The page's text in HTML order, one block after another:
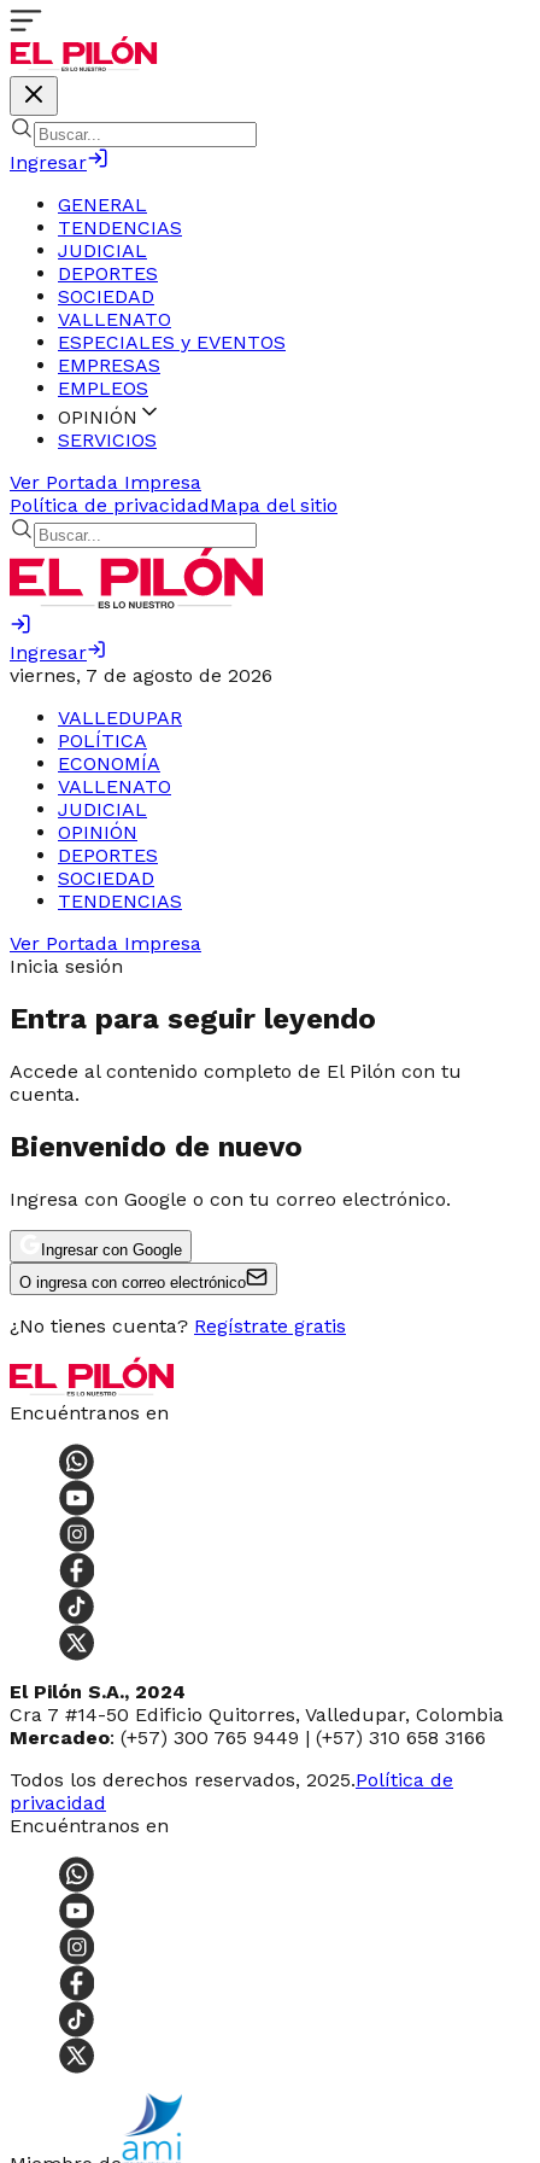
Ingresar
GENERAL
TENDENCIAS
JUDICIAL
DEPORTES
SOCIEDAD
VALLENATO
ESPECIALES y EVENTOS
EMPRESAS
EMPLEOS
OPINIÓN
SERVICIOS
Ver Portada Impresa
Política de privacidadMapa del sitio
Ingresar
viernes, 7 de agosto de 2026
VALLEDUPAR
POLÍTICA
ECONOMÍA
VALLENATO
JUDICIAL
OPINIÓN
DEPORTES
SOCIEDAD
TENDENCIAS
Ver Portada Impresa
Inicia sesión
Entra para seguir leyendo
Accede al contenido completo de El Pilón con tu
cuenta.
Bienvenido de nuevo
Ingresa con Google o con tu correo electrónico.
Ingresar con Google
O ingresa con correo electrónico
¿No tienes cuenta? Regístrate gratis
Encuéntranos en
El Pilón S.A., 2024
Cra 7 #14-50 Edificio Quitorres, Valledupar, Colombia
Mercadeo: (+57) 300 765 9449 | (+57) 310 658 3166
Todos los derechos reservados, 2025.Política de
privacidad
Encuéntranos en